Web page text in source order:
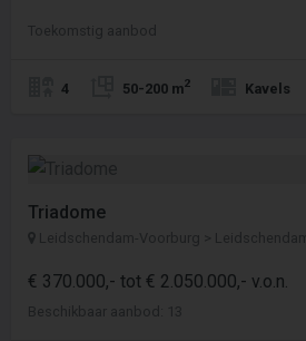
Toekomstig aanbod
4 50-200 m2 Kavels
Triadome
Leidschendam-Voorburg > Leidschendam
€ 370.000,- tot € 2.050.000,- v.o.n.
Beschikbaar aanbod: 13